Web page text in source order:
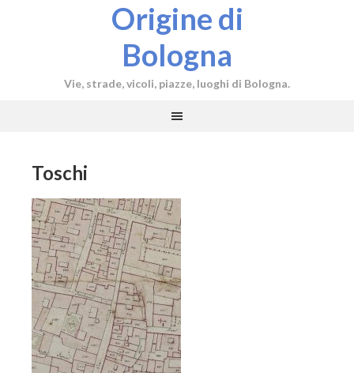
Origine di
Bologna
Vie, strade, vicoli, piazze, luoghi di Bologna.
Toschi